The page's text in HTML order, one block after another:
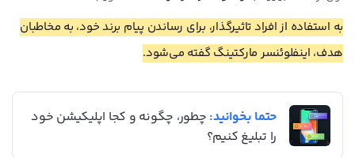
به استفاده از افراد تاثیرگذار، برای رساندن پیام برند خود، به مخاطبان
هدف، اینفلوئنسر مارکتینگ گفته می‌شود.
حتما بخوانید: چطور، چگونه و کجا اپلیکیشن خود
را تبلیغ کنیم؟